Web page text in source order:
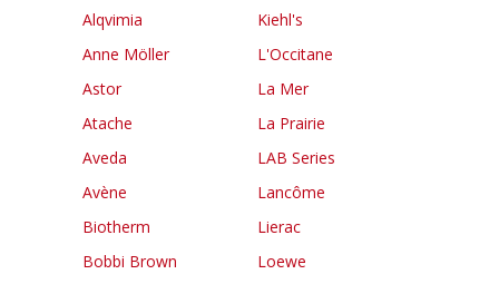
Alqvimia
Anne Möller
Astor
Atache
Aveda
Avène
Biotherm
Bobbi Brown
Kiehl's
L'Occitane
La Mer
La Prairie
LAB Series
Lancôme
Lierac
Loewe